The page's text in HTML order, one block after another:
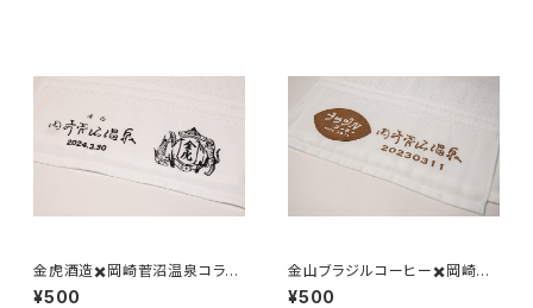
金虎酒造✖️岡崎菅沼温泉コラボ
温泉タオル
¥500
金山ブラジルコーヒー✖️岡崎菅
沼温泉コラボ温泉タオル
¥500